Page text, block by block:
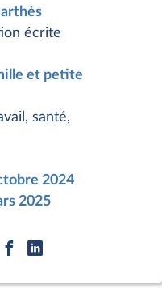
écrite
et petite
santé,
2024
2025